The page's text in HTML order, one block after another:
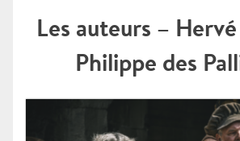
Les auteurs –
Philippe des